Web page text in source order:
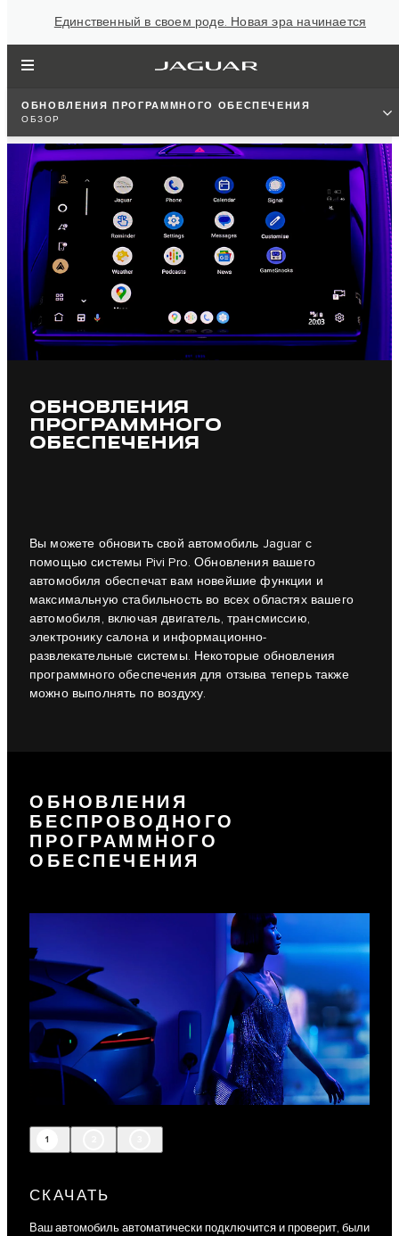
Единственный в своем роде. Новая эра начинается
ОБНОВЛЕНИЯ ПРОГРАММНОГО ОБЕСПЕЧЕНИЯ
ОБЗОР
ОБНОВЛЕНИЯ
ПРОГРАММНОГО
ОБЕСПЕЧЕНИЯ
Вы можете обновить свой автомобиль Jaguar с
помощью системы Pivi Pro. Обновления вашего
автомобиля обеспечат вам новейшие функции и
максимальную стабильность во всех областях вашего
автомобиля, включая двигатель, трансмиссию,
электронику салона и информационно-
развлекательные системы. Некоторые обновления
программного обеспечения для отзыва теперь также
можно выполнять по воздуху.
ОБНОВЛЕНИЯ
БЕСПРОВОДНОГО
ПРОГРАММНОГО
ОБЕСПЕЧЕНИЯ
1
СКАЧАТЬ
Ваш автомобиль автоматически подключится и проверит, были